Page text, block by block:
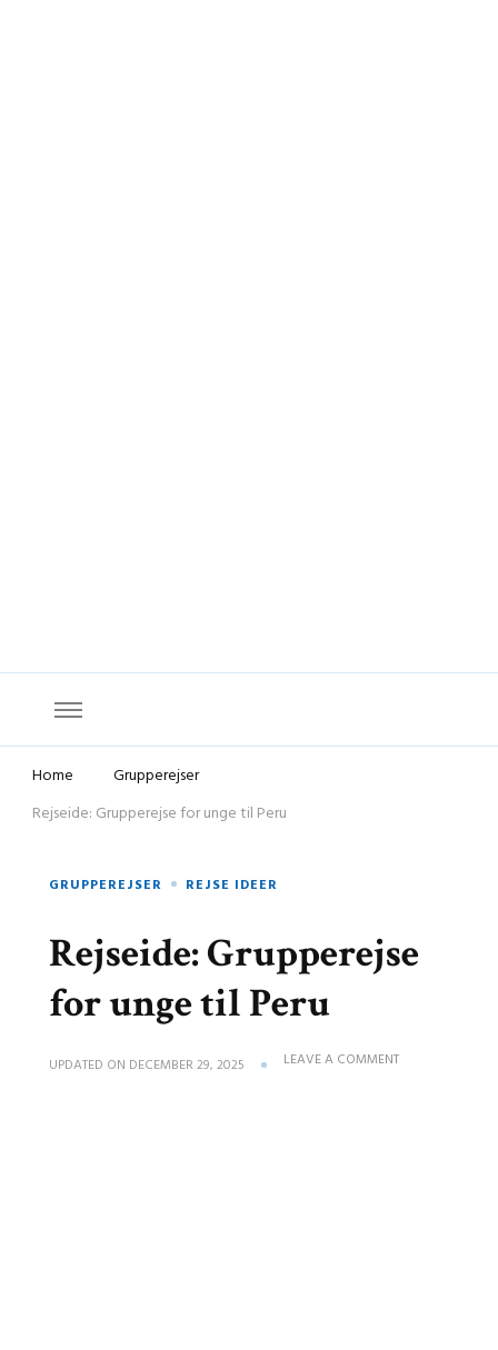
Budget Rejser
Home
Grupperejser
Rejseide: Grupperejse for unge til Peru
GRUPPEREJSER REJSE IDEER
Rejseide: Grupperejse
for unge til Peru
UPDATED ON DECEMBER 29, 2025 LEAVE A COMMENTON